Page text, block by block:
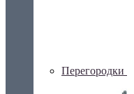
Перегородки